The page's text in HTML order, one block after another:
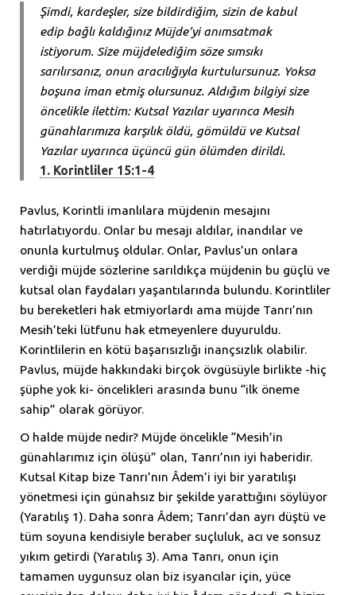
Şimdi, kardeşler, size bildirdiğim, sizin de kabul
edip bağlı kaldığınız Müjde’yi anımsatmak
istiyorum. Size müjdelediğim söze sımsıkı
sarılırsanız, onun aracılığıyla kurtulursunuz. Yoksa
boşuna iman etmiş olursunuz. Aldığım bilgiyi size
öncelikle ilettim: Kutsal Yazılar uyarınca Mesih
günahlarımıza karşılık öldü, gömüldü ve Kutsal
Yazılar uyarınca üçüncü gün ölümden dirildi.
1. Korintliler 15:1-4
Pavlus, Korintli imanlılara müjdenin mesajını
hatırlatıyordu. Onlar bu mesajı aldılar, inandılar ve
onunla kurtulmuş oldular. Onlar, Pavlus’un onlara
verdiği müjde sözlerine sarıldıkça müjdenin bu güçlü ve
kutsal olan faydaları yaşantılarında bulundu. Korintliler
bu bereketleri hak etmiyorlardı ama müjde Tanrı’nın
Mesih’teki lütfunu hak etmeyenlere duyuruldu.
Korintlilerin en kötü başarısızlığı inançsızlık olabilir.
Pavlus, müjde hakkındaki birçok övgüsüyle birlikte -hiç
şüphe yok ki- öncelikleri arasında bunu “ilk öneme
sahip” olarak görüyor.
O halde müjde nedir? Müjde öncelikle “Mesih’in
günahlarımız için ölüşü” olan, Tanrı’nın iyi haberidir.
Kutsal Kitap bize Tanrı’nın Âdem’i iyi bir yaratılışı
yönetmesi için günahsız bir şekilde yarattığını söylüyor
(Yaratılış 1). Daha sonra Âdem; Tanrı’dan ayrı düştü ve
tüm soyuna kendisiyle beraber suçluluk, acı ve sonsuz
yıkım getirdi (Yaratılış 3). Ama Tanrı, onun için
tamamen uygunsuz olan biz isyancılar için, yüce